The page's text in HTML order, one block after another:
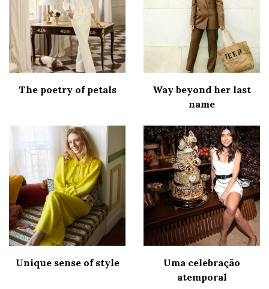
The poetry of petals
Way beyond her last
name
Unique sense of style
Uma celebração
atemporal